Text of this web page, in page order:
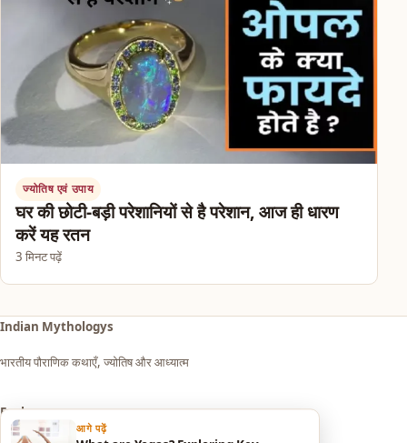
ज्योतिष एवं उपाय
घर की छोटी-बड़ी परेशानियों से है परेशान, आज ही धारण
करें यह रतन
3 मिनट पढ़ें
आगे पढ़ें
Indian Mythologys
भारतीय पौराणिक कथाएँ, ज्योतिष और आध्यात्म
Explore